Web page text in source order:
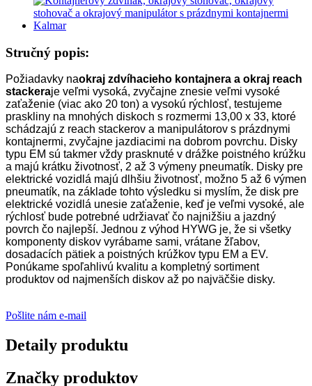
Stručný popis:
Požiadavky naokraj zdvíhacieho kontajnera a okraj reach
stackeraje veľmi vysoká, zvyčajne znesie veľmi vysoké
zaťaženie (viac ako 20 ton) a vysokú rýchlosť, testujeme
praskliny na mnohých diskoch s rozmermi 13,00 x 33, ktoré
schádzajú z reach stackerov a manipulátorov s prázdnymi
kontajnermi, zvyčajne jazdiacimi na dobrom povrchu. Disky
typu EM sú takmer vždy prasknuté v drážke poistného krúžku
a majú krátku životnosť, 2 až 3 výmeny pneumatík. Disky pre
elektrické vozidlá majú dlhšiu životnosť, možno 5 až 6 výmen
pneumatík, na základe tohto výsledku si myslím, že disk pre
elektrické vozidlá unesie zaťaženie, keď je veľmi vysoké, ale
rýchlosť bude potrebné udržiavať čo najnižšiu a jazdný
povrch čo najlepší. Jednou z výhod HYWG je, že si všetky
komponenty diskov vyrábame sami, vrátane žľabov,
dosadacích pätiek a poistných krúžkov typu EM a EV.
Ponúkame spoľahlivú kvalitu a kompletný sortiment
produktov od najmenších diskov až po najväčšie disky.
Pošlite nám e-mail
Detaily produktu
Značky produktov